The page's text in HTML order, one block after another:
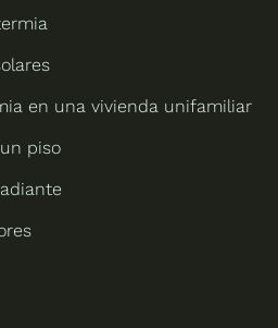
en una vivienda unifamiliar
piso